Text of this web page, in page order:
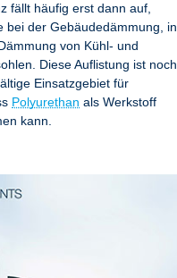
fällt häufig erst dann auf,
bei der Gebäudedämmung, in
von Kühl- und
Diese Auflistung ist noch
Einsatzgebiet für
Polyurethan als Werkstoff
kann.